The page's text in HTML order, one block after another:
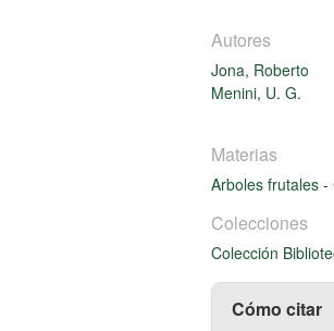
Autores
Jona, Roberto
Menini, U. G.
Materias
Arboles frutales -
Colecciones
Colección
Cómo citar